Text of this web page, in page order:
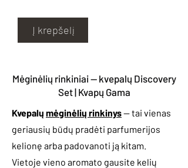
Į krepšelį
Mėginėlių rinkiniai — kvepalų Discovery
Set | Kvapų Gama
Kvepalų mėginėlių rinkinys— tai vienas
geriausių būdų pradėti parfumerijos
kelionę arba padovanoti ją kitam.
Vietoje vieno aromato gausite kelių